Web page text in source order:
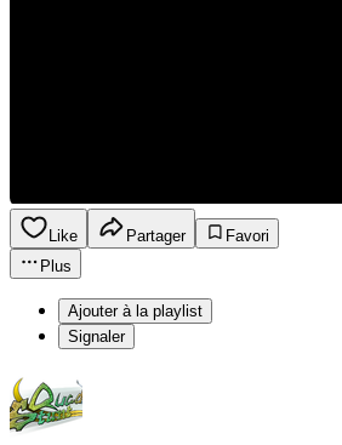
Like Partager
Favori
Plus
Ajouter à la playlist
Signaler